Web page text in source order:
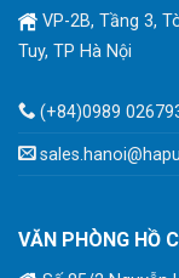
VP-2B, Tầng 3,
Tuy, TP Hà Nội
(+84)0989
VĂN PHÒNG HỒ